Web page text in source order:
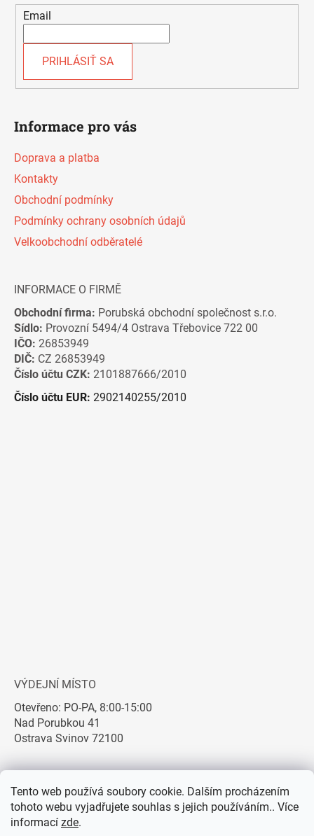
Tento web používá soubory cookie. Dalším procházením
tohoto webu vyjadřujete souhlas s jejich používáním.. Více
informací zde.
Email
PRIHLÁSIŤ SA
Informace pro vás
Doprava a platba
Kontakty
Obchodní podmínky
Podmínky ochrany osobních údajů
Velkoobchodní odběratelé
INFORMACE O FIRMĚ
Obchodní firma: Porubská obchodní společnost s.r.o.
Sídlo: Provozní 5494/4 Ostrava Třebovice 722 00
IČO: 26853949
DIČ: CZ 26853949
Číslo účtu CZK: 2101887666/2010
Číslo účtu EUR: 2902140255/2010
VÝDEJNÍ MÍSTO
Otevřeno: PO-PA, 8:00-15:00
Nad Porubkou 41
Ostrava Svinov 72100